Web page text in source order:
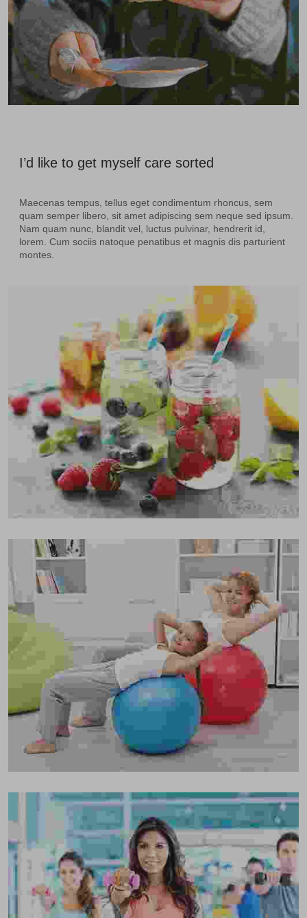
I’d like to get myself care sorted
Maecenas tempus, tellus eget condimentum rhoncus, sem
quam semper libero, sit amet adipiscing sem neque sed ipsum.
Nam quam nunc, blandit vel, luctus pulvinar, hendrerit id,
lorem. Cum sociis natoque penatibus et magnis dis parturient
montes.